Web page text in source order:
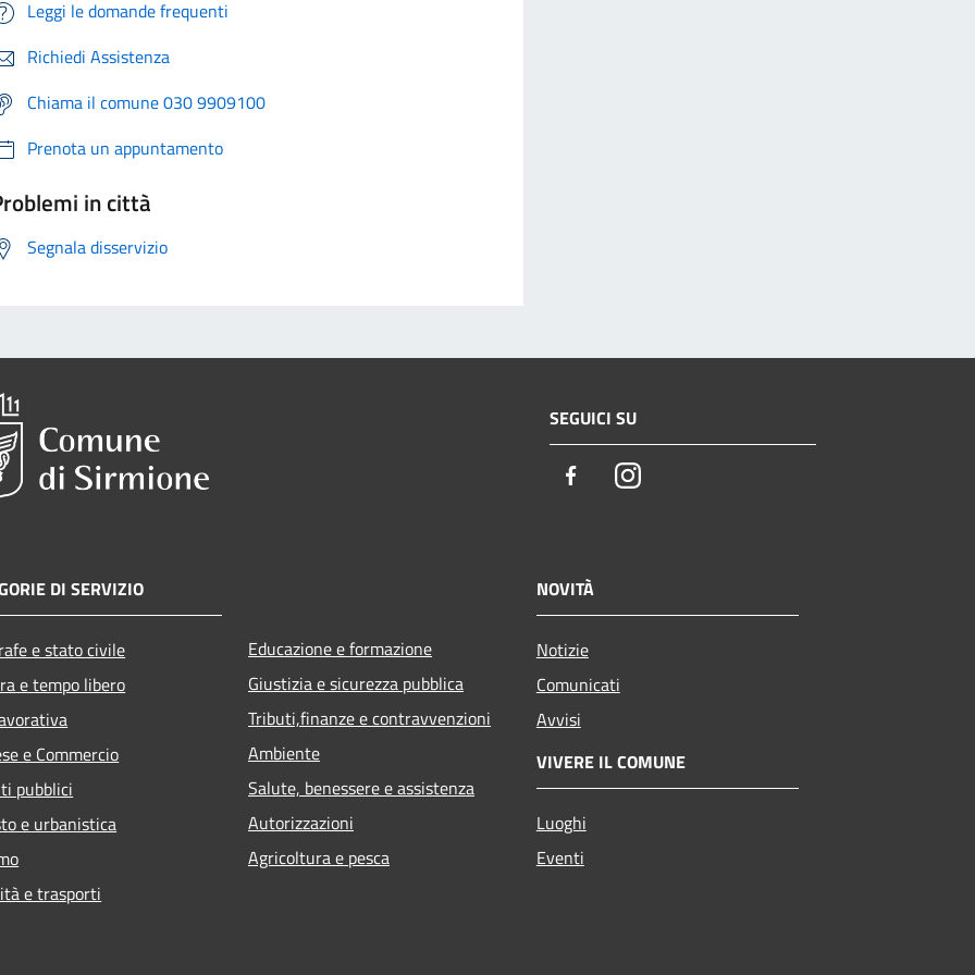
Leggi le domande frequenti
Richiedi Assistenza
Chiama il comune 030 9909100
Prenota un appuntamento
in città
Segnala disservizio
SEGUICI SU
FacebookInstagram
DI SERVIZIO
e stato civile
e tempo libero
e Commercio
pubblici
e urbanistica
e trasporti
Educazione e formazione
Giustizia e sicurezza pubblica
Tributi,finanze e contravvenzioni
Ambiente
Salute, benessere e assistenza
Autorizzazioni
Agricoltura e pesca
NOVITÀ
Notizie
Comunicati
Avvisi
VIVERE IL COMUNE
Luoghi
Eventi